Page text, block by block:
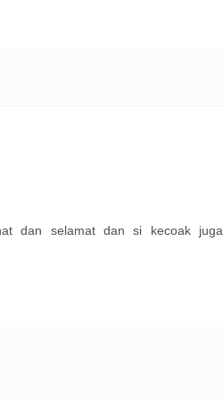
dan selamat dan si kecoak juga